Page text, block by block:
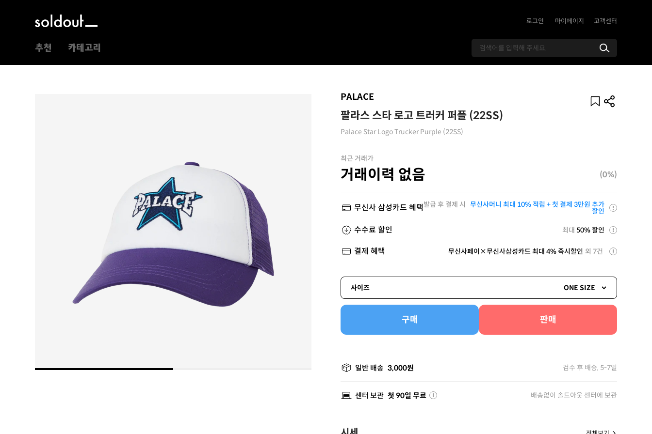
로그인 마이페이지 고객센터
추천 카테고리
PALACE
팔라스 스타 로고 트러커 퍼플 (22SS)
Palace Star Logo Trucker Purple (22SS)
최근 거래가
거래이력 없음 (0%)
무신사 삼성카드 혜택발급 후 결제 시 무신사머니 최대 10% 적립 + 첫 결제 3만원 추가
할인
수수료 할인 최대 50% 할인
결제 혜택 무신사페이×무신사삼성카드 최대 4% 즉시할인 외 7건
사이즈 ONE SIZE
구매 판매
일반 배송 3,000원 검수 후 배송, 5-7일
센터 보관 첫 90일 무료 배송없이 솔드아웃 센터에 보관